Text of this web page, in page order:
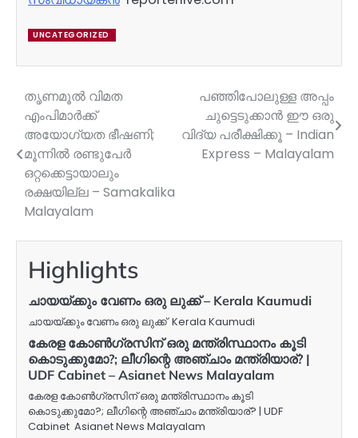
UNCATEGORIZED
Post
navigation
തൃണമൂല്‍ വിമത
എംപിമാര്‍ക്ക്
അയോഗ്യത ഭീഷണി;
മൂന്നില്‍ രണ്ടുപേര്‍
ഒറ്റക്കെട്ടായാലും
രക്ഷയില്ല – Samakalika
Malayalam
പഞ്ഞിപോലുള്ള അപ്പം
ചുട്ടെടുക്കാൻ ഈ ഒരു
വിദ്യ പരീക്ഷിക്കൂ – Indian
Express – Malayalam
Highlights
ചായയ്ക്കും വേണം ഒരു ലുക്ക് – Kerala Kaumudi
ചായയ്ക്കും വേണം ഒരു ലുക്ക് Kerala Kaumudi
കേരള കോൺഗ്രസിന് ഒരു മന്ത്രിസ്ഥാനം കൂടി
കൊടുക്കുമോ?; ലീഗിന്റെ അഞ്ചാം മന്ത്രിയാര്? |
UDF Cabinet – Asianet News Malayalam
കേരള കോൺഗ്രസിന് ഒരു മന്ത്രിസ്ഥാനം കൂടി
കൊടുക്കുമോ?; ലീഗിന്റെ അഞ്ചാം മന്ത്രിയാര്? | UDF
Cabinet Asianet News Malayalam